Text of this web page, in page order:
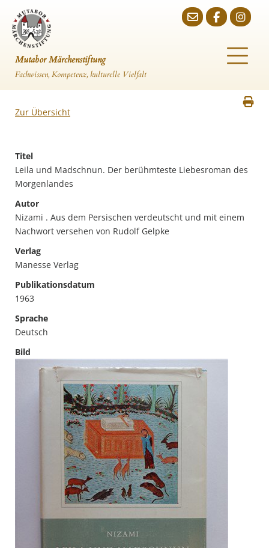
Mutabor Märchenstiftung
Fachwissen, Kompetenz, kulturelle Vielfalt
Zur Übersicht
Titel
Leila und Madschnun. Der berühmteste Liebesroman des
Morgenlandes
Autor
Nizami . Aus dem Persischen verdeutscht und mit einem
Nachwort versehen von Rudolf Gelpke
Verlag
Manesse Verlag
Publikationsdatum
1963
Sprache
Deutsch
Bild